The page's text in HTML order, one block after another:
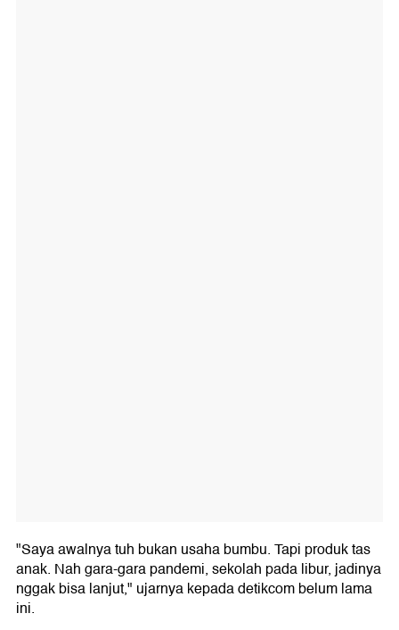
"Saya awalnya tuh bukan usaha bumbu. Tapi produk tas
anak. Nah gara-gara pandemi, sekolah pada libur, jadinya
nggak bisa lanjut," ujarnya kepada detikcom belum lama
ini.